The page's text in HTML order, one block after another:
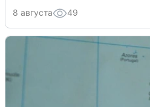
8 августа 49